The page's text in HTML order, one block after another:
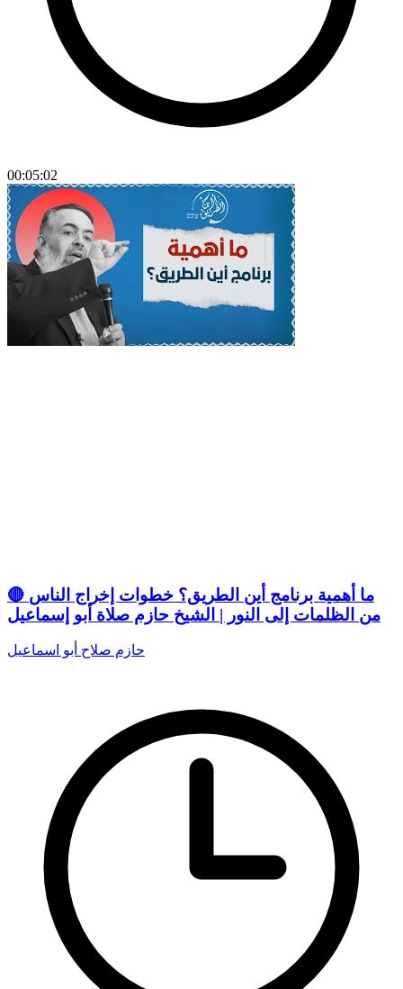
00:05:02
🔴 ما أهمية برنامج أين الطريق؟ خطوات إخراج الناس
من الظلمات إلى النور | الشيخ حازم صلاة أبو إسماعيل
حازم صلاح أبو اسماعيل